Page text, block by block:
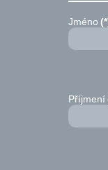
Jméno
Příjmení